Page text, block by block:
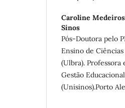
Caroline
Sinos
Pós-Doutora pelo
Ensino de
(Ulbra). Professora
Gestão
(Unisinos).Porto